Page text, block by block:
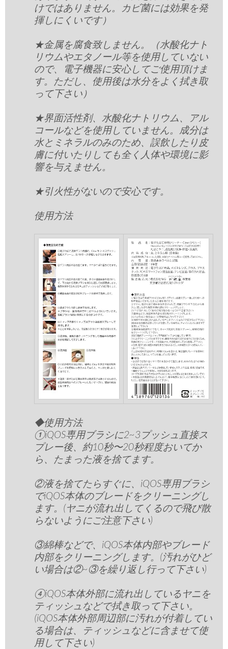
けではありません。カビ菌には効果を発
揮しにくいです）
★金属を腐食致しません。（水酸化ナト
リウムやエタノール等を使用していない
ので、電子機器に安心してご使用頂けま
す。ただし、使用後は水分をよく拭き取
って下さい）
★界面活性剤、水酸化ナトリウム、アル
コールなどを使用していません。成分は
水とミネラルのみのため、誤飲したり皮
膚に付いたりしても全く人体や環境に影
響を与えません。
★引火性がないので安心です。
使用方法
◆使用方法
①iQOS専用ブラシに2~3プッシュ直接ス
プレー後、約10秒〜20秒程度おいてか
ら、たまった液を捨てます。
②液を捨てたらすぐに、iQOS専用ブラシ
でiQOS本体のブレードをクリーニングし
ます。(ヤニが流れ出してくるので飛び散
らないようにご注意下さい)
③綿棒などで、iQOS本体内部やブレード
内部をクリーニングします。(汚れがひど
い場合は②~③を繰り返し行って下さい)
④iQOS本体外部に流れ出しているヤニを
ティッシュなどで拭き取って下さい。
(iQOS本体外部周辺部に汚れが付着してい
る場合は、ティッシュなどに含ませて使
用して下さい)